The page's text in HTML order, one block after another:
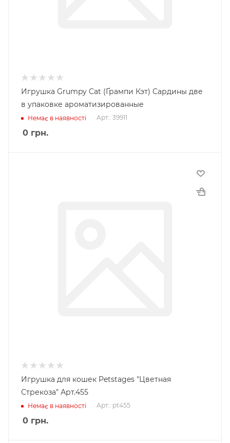
Игрушка Grumpy Cat (Ґрампи Кэт) Сардины две
в упаковке ароматизированные
Немає в наявності Арт.: 39911
0 грн.
Игрушка для кошек Petstages "Цветная
Стрекоза" Арт.455
Немає в наявності Арт.: pt455
0 грн.